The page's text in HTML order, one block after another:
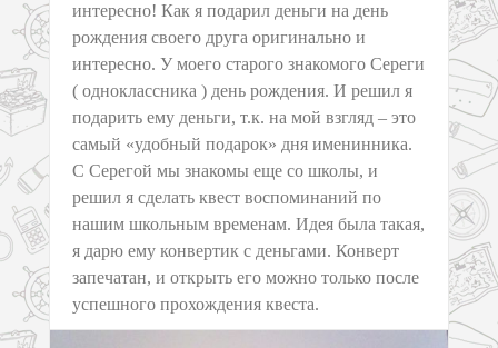
интересно! Как я подарил деньги на день
рождения своего друга оригинально и
интересно. У моего старого знакомого Сереги
( одноклассника ) день рождения. И решил я
подарить ему деньги, т.к. на мой взгляд – это
самый «удобный подарок» дня именинника.
С Серегой мы знакомы еще со школы, и
решил я сделать квест воспоминаний по
нашим школьным временам. Идея была такая,
я дарю ему конвертик с деньгами. Конверт
запечатан, и открыть его можно только после
успешного прохождения квеста.